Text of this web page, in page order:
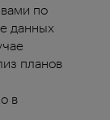
по
данных
планов
в